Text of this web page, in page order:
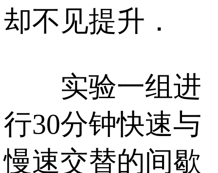
却不见提升．
实验一组进
行30分钟快速与
慢速交替的间歇